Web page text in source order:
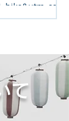
する可能性が
て